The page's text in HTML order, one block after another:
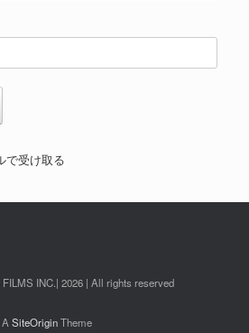
で受け取る
INC.| 2026 | All rights reserved
A SiteOriginTheme